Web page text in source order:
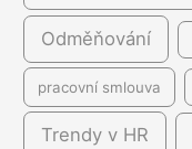
Odměňování
pracovní smlouva
Trendy v HR